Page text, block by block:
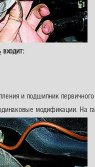
входит:
и подшипник
модификации. На